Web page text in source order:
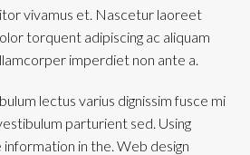
vivamus et. Nascetur laoreet
torquent adipiscing ac aliquam
imperdiet non ante a.
lectus varius dignissim fusce mi
parturient sed. Using
in the. Web design